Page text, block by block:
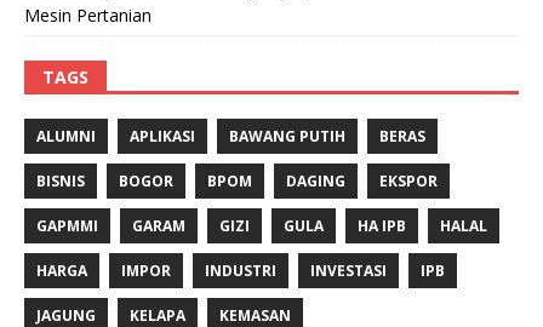
Mesin Pertanian
TAGS
ALUMNI APLIKASI BAWANG PUTIH BERAS
BISNIS BOGOR BPOM DAGING EKSPOR
GAPMMI GARAM GIZI GULA HA IPB HALAL
HARGA IMPOR INDUSTRI INVESTASI IPB
JAGUNG KELAPA KEMASAN